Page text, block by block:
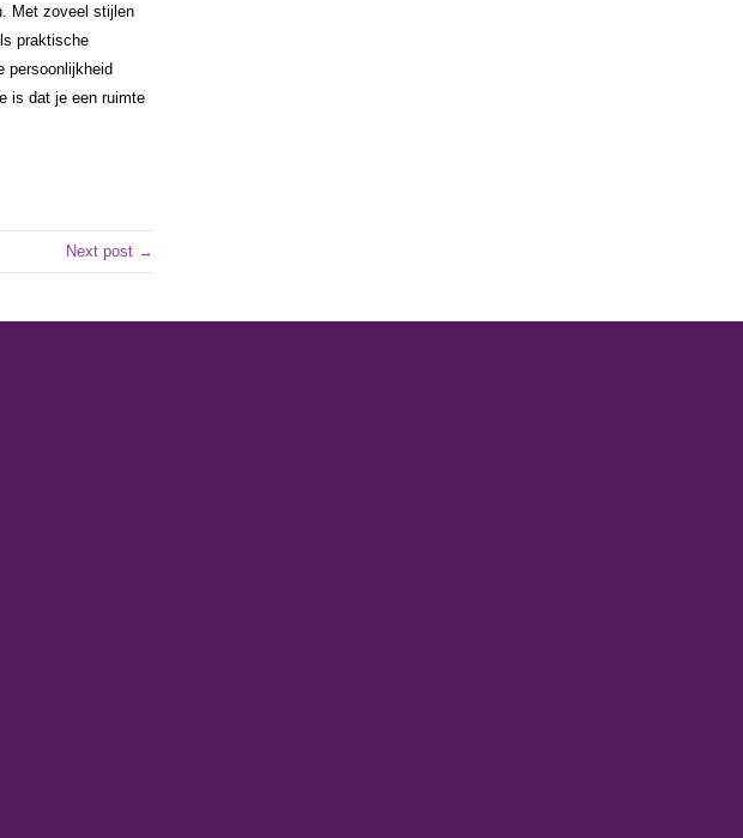
Met zoveel stijlen
praktische
persoonlijkheid
is dat je een ruimte
Next post →